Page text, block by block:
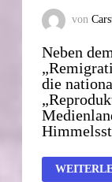
von
Neben
die
DER